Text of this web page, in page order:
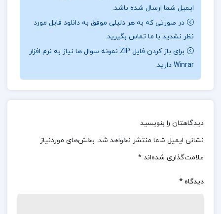
📖بخشی از کتاب تحقیق در عملیات 2:
کتاب شامل برنامه‌ریزی پویا، مدل‌های شبکه، نظریه
بازی‌ها، کنترل موجودی پیشرفته، شبیه‌سازی سیستم‌ها و
فرآیندهای تصادفی، مدل‌های صف و سایر روش‌های
تا بتوانند مسائل واقعی و پیچیده‌ی تصمیم‌گیری را تحلیل
آذر:
تابلوی سیمپلکس و روش سیمپلکس تجدید نظر
ایمیل شما ارسال شده باشد.
در صورتی که به هر دلیلی موفق به دانلود فایل مورد
نظر نشدید با ما تماس بگیرید.
برای باز کردن فایل ZIP نمونه سوال ها نیاز به نرم افزار
Winrar دارید.
دیدگاهتان را بنویسید
نشانی ایمیل شما منتشر نخواهد شد. بخش‌های موردنیاز
علامت‌گذاری شده‌اند *
دیدگاه *